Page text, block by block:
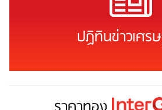
ปฏิทินข่าวเศร